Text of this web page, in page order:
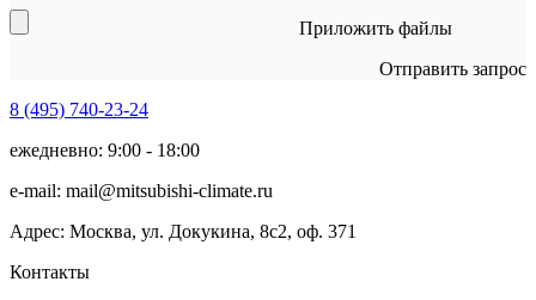
Приложить файлы
Отправить запрос
8 (495) 740-23-24
ежедневно: 9:00 - 18:00
e-mail: mail@mitsubishi-climate.ru
Адрес: Москва, ул. Докукина, 8с2, оф. 371
Контакты